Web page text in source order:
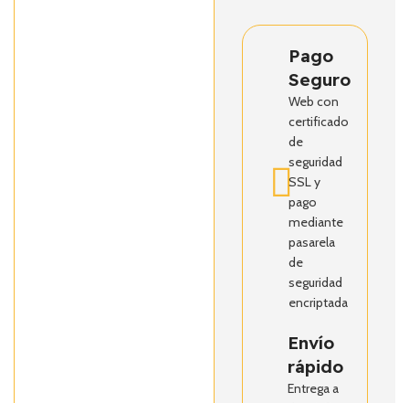
Pago
Seguro
Web con
certificado
de
seguridad
SSL y
pago
mediante
pasarela
de
seguridad
encriptada
Envío
rápido
Entrega a